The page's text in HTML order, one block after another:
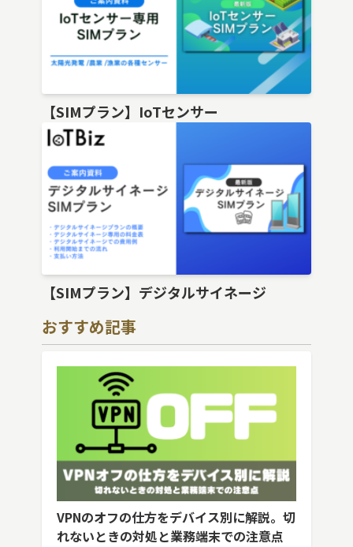
【SIMプラン】IoTセンサー
【SIMプラン】デジタルサイネージ
おすすめ記事
VPNのオフの仕方をデバイス別に解説。切
れないときの対処と業務端末での注意点